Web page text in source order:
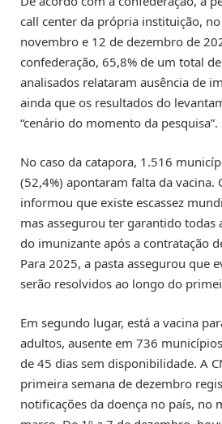
call center da própria instituição,
novembro e 12 de dezembro de
confederação, 65,8% de um total
analisados relataram ausência de
ainda que os resultados do
“cenário do momento da pesquisa”.
No caso da catapora, 1.516
(52,4%) apontaram falta da vacina.
informou que existe escassez
mas assegurou ter garantido todas
do imunizante após a contratação
Para 2025, a pasta assegurou que
serão resolvidos ao longo do
Em segundo lugar, está a vacina
adultos, ausente em 736
de 45 dias sem disponibilidade. A
primeira semana de dezembro
notificações da doença no país, no